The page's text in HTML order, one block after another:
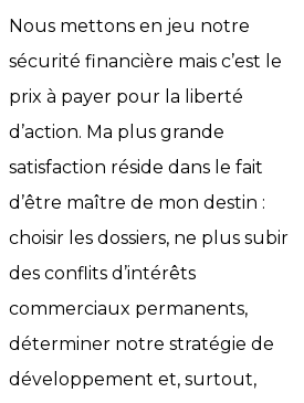
Nous mettons en jeu notre
sécurité financière mais c’est le
prix à payer pour la liberté
d’action. Ma plus grande
satisfaction réside dans le fait
d’être maître de mon destin :
choisir les dossiers, ne plus subir
des conflits d’intérêts
commerciaux permanents,
déterminer notre stratégie de
développement et, surtout,